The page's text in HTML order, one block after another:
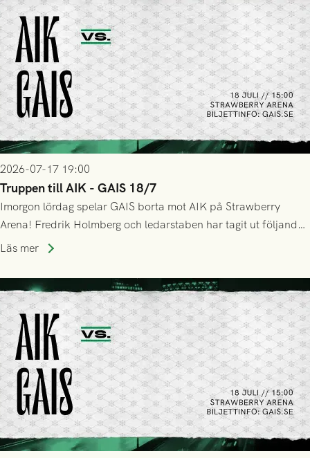
2026-07-17 19:00
Truppen till AIK - GAIS 18/7
Imorgon lördag spelar GAIS borta mot AIK på Strawberry
Arena! Fredrik Holmberg och ledarstaben har tagit ut följande
trupp till matchen:
Läs mer